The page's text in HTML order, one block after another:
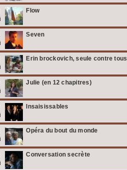
Flow
Seven
Erin brockovich, seule contre tous
Julie (en 12 chapitres)
Insaisissables
Opéra du bout du monde
Conversation secrète